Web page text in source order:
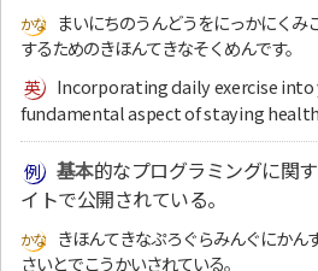
まいにちのうんどうをにっかにくみ
するためのきほんてきなそくめんです。
Incorporating daily exercise into
fundamental aspect of staying
基本的なプログラミングに関
イトで公開されている。
きほんてきなぷろぐらみんぐにかん
さいとでこうかいされている。